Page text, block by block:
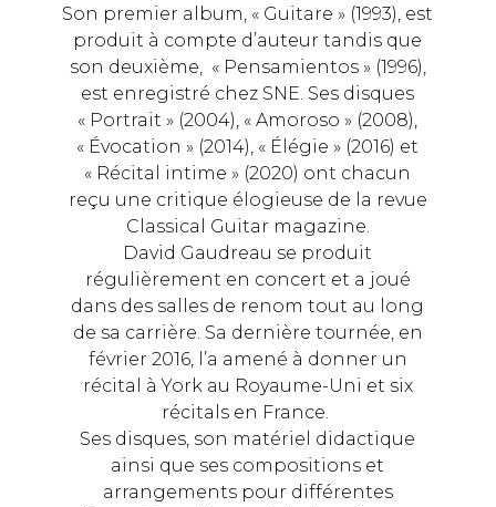
Son premier album, « Guitare » (1993), est
produit à compte d’auteur tandis que
son deuxième, « Pensamientos » (1996),
est enregistré chez SNE. Ses disques
« Portrait » (2004), « Amoroso » (2008),
« Évocation » (2014), « Élégie » (2016) et
« Récital intime » (2020) ont chacun
reçu une critique élogieuse de la revue
Classical Guitar magazine.
David Gaudreau se produit
régulièrement en concert et a joué
dans des salles de renom tout au long
de sa carrière. Sa dernière tournée, en
février 2016, l’a amené à donner un
récital à York au Royaume-Uni et six
récitals en France.
Ses disques, son matériel didactique
ainsi que ses compositions et
arrangements pour différentes